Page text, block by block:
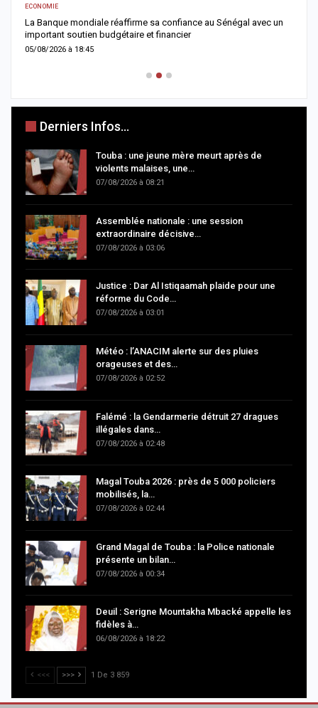
ECONOMIE
La Banque mondiale réaffirme sa confiance au Sénégal avec un
important soutien budgétaire et financier
05/08/2026 à 18:45
Derniers Infos...
Touba : une jeune mère meurt après de
violents malaises, une…
07/08/2026 à 08:21
Assemblée nationale : une session
extraordinaire décisive…
07/08/2026 à 03:06
Justice : Dar Al Istiqaamah plaide pour une
réforme du Code…
07/08/2026 à 03:01
Météo : l’ANACIM alerte sur des pluies
orageuses et des…
07/08/2026 à 02:52
Falémé : la Gendarmerie détruit 27 dragues
illégales dans…
07/08/2026 à 02:48
Magal Touba 2026 : près de 5 000 policiers
mobilisés, la…
07/08/2026 à 02:44
Grand Magal de Touba : la Police nationale
présente un bilan…
07/08/2026 à 00:34
Deuil : Serigne Mountakha Mbacké appelle les
fidèles à…
06/08/2026 à 18:22
<<< >>> 1 De 3 859